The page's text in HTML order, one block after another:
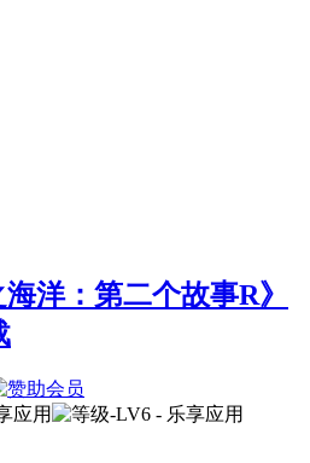
洋：第二个故事R》